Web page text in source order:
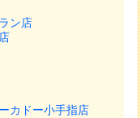
ン店
カドー小手指店